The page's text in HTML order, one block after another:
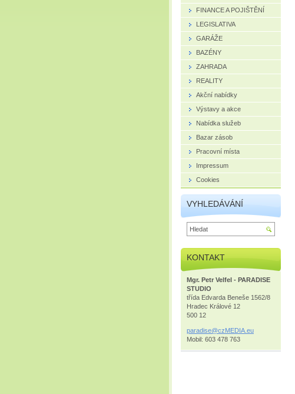
FINANCE A POJIŠTĚNÍ
LEGISLATIVA
GARÁŽE
BAZÉNY
ZAHRADA
REALITY
Akční nabídky
Výstavy a akce
Nabídka služeb
Bazar zásob
Pracovní místa
Impressum
Cookies
VYHLEDÁVÁNÍ
KONTAKT
Mgr. Petr Velfel - PARADISE
STUDIO
třída Edvarda Beneše 1562/8
Hradec Králové 12
500 12
paradise@czMEDIA .eu
Mobil: 603 478 763